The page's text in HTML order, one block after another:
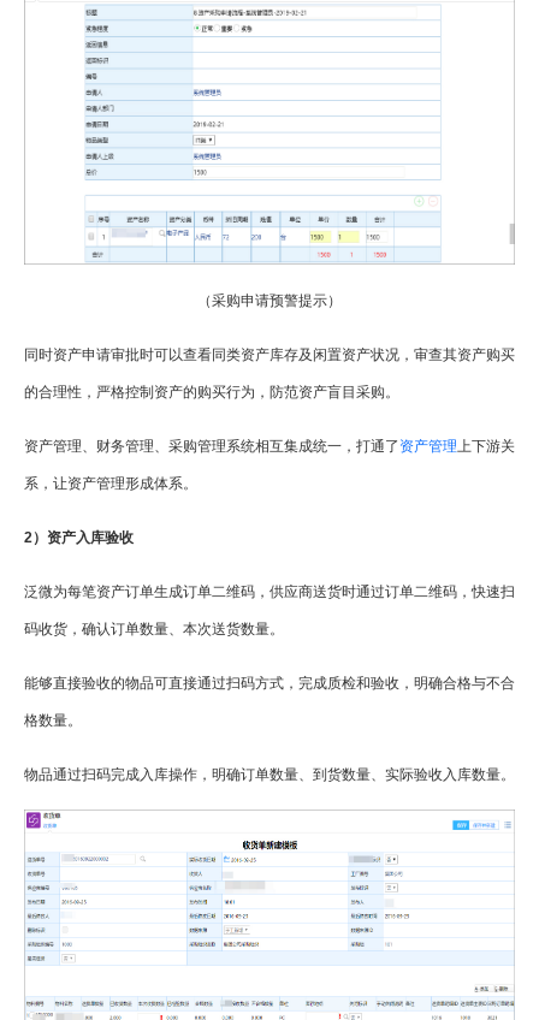
（采购申请预警提示）
同时资产申请审批时可以查看同类资产库存及闲置资产状况，审查其资产购买
的合理性，严格控制资产的购买行为，防范资产盲目采购。
资产管理、财务管理、采购管理系统相互集成统一，打通了 资产管理上下游关
系，让资产管理形成体系。
2）资产入库验收
泛微为每笔资产订单生成订单二维码，供应商送货时通过订单二维码，快速扫
码收货，确认订单数量、本次送货数量。
能够直接验收的物品可直接通过扫码方式，完成质检和验收，明确合格与不合
格数量。
物品通过扫码完成入库操作，明确订单数量、到货数量、实际验收入库数量。